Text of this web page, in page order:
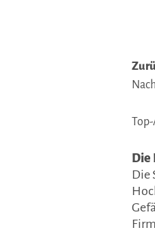
Die
Die